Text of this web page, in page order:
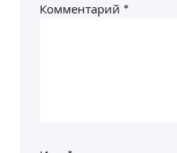
Комментарий *